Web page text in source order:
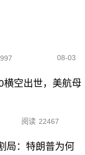
08-03
横空出世，美航母
阅读 22467
局：特朗普为何